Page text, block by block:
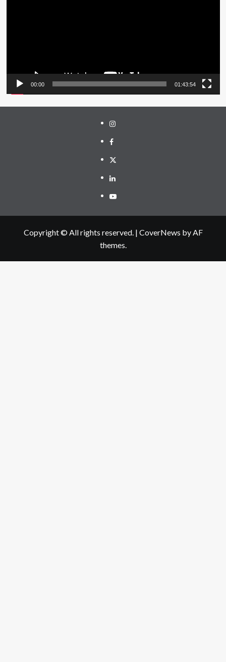
00:00 01:43:54
Instagram
Facebook
Twitter
Linkedin
Youtube
Copyright © All rights reserved. | CoverNews by AF
themes.